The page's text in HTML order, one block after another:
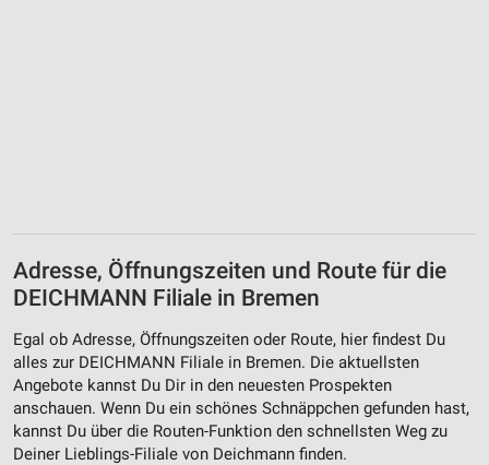
Adresse, Öffnungszeiten und Route für die
DEICHMANN Filiale in Bremen
Egal ob Adresse, Öffnungszeiten oder Route, hier findest Du
alles zur DEICHMANN Filiale in Bremen. Die aktuellsten
Angebote kannst Du Dir in den neuesten Prospekten
anschauen. Wenn Du ein schönes Schnäppchen gefunden hast,
kannst Du über die Routen-Funktion den schnellsten Weg zu
Deiner Lieblings-Filiale von Deichmann finden.
IAB-Besonderheiten:
Verwendung genauer Standortdaten
Geräte anhand von aktiv angeforderten
Informationen identifizieren
Nicht-IAB-Verarbeitungszwecke:
Notwendig